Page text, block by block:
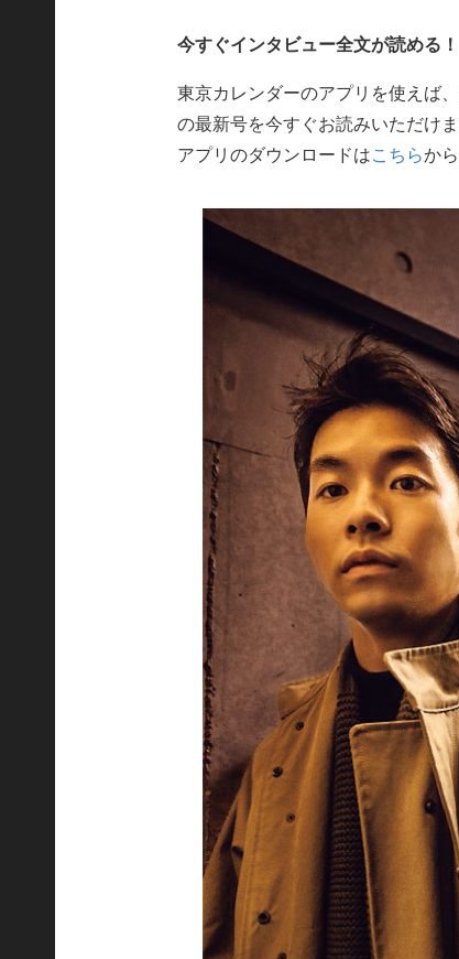
今すぐインタビュー全文が読める！
東京カレンダーのアプリを使えば
の最新号を今すぐお読みいただけま
アプリのダウンロードはこちらから